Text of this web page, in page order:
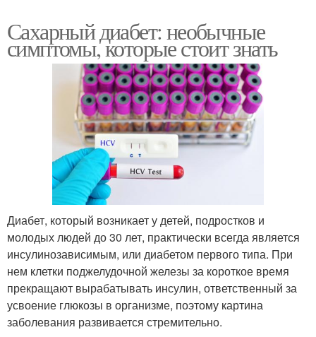
Сахарный диабет: необычные
симптомы, которые стоит знать
Диабет, который возникает у детей, подростков и
молодых людей до 30 лет, практически всегда является
инсулинозависимым, или диабетом первого типа. При
нем клетки поджелудочной железы за короткое время
прекращают вырабатывать инсулин, ответственный за
усвоение глюкозы в организме, поэтому картина
заболевания развивается стремительно.